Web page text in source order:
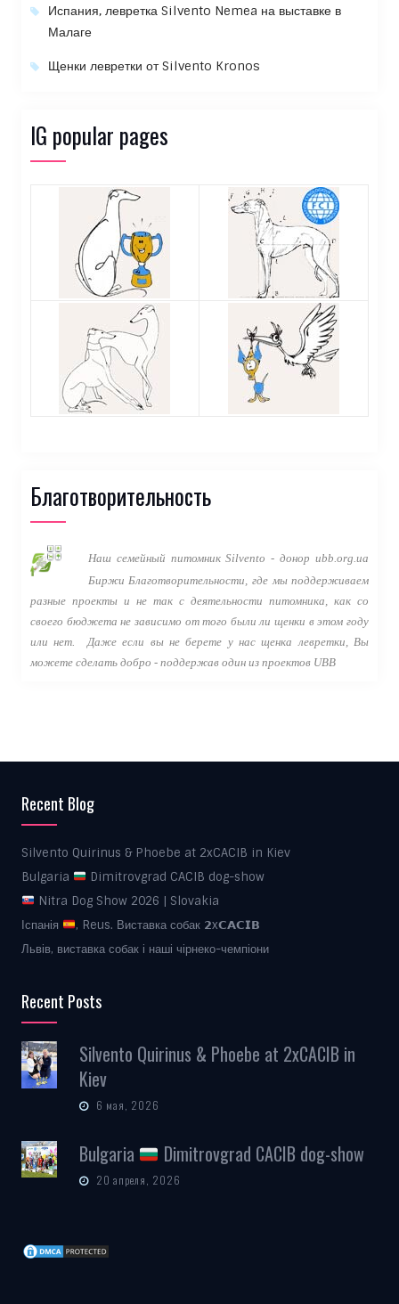
Испания, левретка Silvento Nemea на выставке в
Малаге
Щенки левретки от Silvento Kronos
IG popular pages
Благотворительность
Наш семейный питомник Silvento - донор ubb.org.ua
Биржи Благотворительности, где мы поддерживаем
разные проекты и не так с деятельности питомника, как со
своего бюджета не зависимо от того были ли щенки в этом году
или нет.
Даже если вы не берете у нас щенка левретки, Вы
можете сделать добро - поддержав один из проектов UBB
Recent Blog
Silvento Quirinus & Phoebe at 2xCACIB in Kiev
Bulgaria
Dimitrovgrad CACIB dog-show
Nitra Dog Show 2026 | Slovakia
Іспанія
, Reus. Виставка собак 𝟮x𝗖𝗔𝗖𝗜𝗕
Львів, виставка собак і наші чірнеко-чемпіони
Recent Posts
Silvento Quirinus & Phoebe at 2xCACIB in
Kiev
6 мая, 2026
Bulgaria Dimitrovgrad CACIB dog-show
20 апреля, 2026